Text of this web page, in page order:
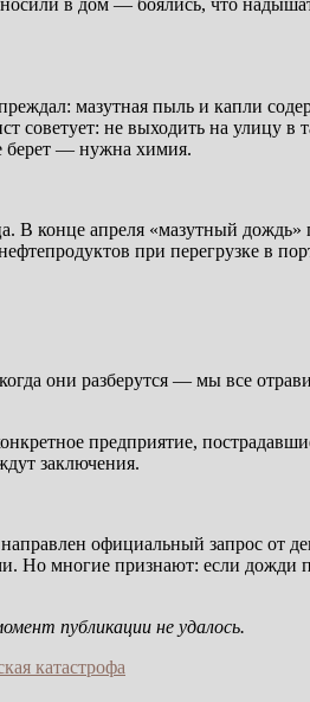
мазутная пыль и капли
не выходить на улицу в
берет — нужна химия.
В конце апреля «мазутный
при перегрузке в
они разберутся — мы все
предприятие,
заключения.
официальный запрос от
Но многие признают: если дожди
публикации не удалось.
катастрофа